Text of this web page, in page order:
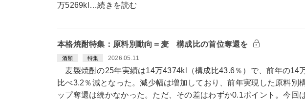
万5269kl…続きを読む
本格焼酎特集：原料別動向＝麦 構成比の首位奪還を
酒類 特集 2026.05.11
麦製焼酎の25年実績は14万4374kl（構成比43.6％）で、前年の14
比べ3.2％減となった。減少幅は増加しており、前年実現した原料別
ップ奪還は続かなかった。ただ、その差はわずか0.1ポイント。今回